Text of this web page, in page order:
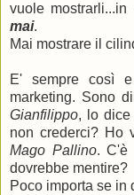
vuole
mai.
Mai mostrare il
E' sempre così
marketing. Sono
Gianfilippo, lo dice
non crederci? Ho
Mago Pallino. C'è
dovrebbe mentire?
Poco importa se in